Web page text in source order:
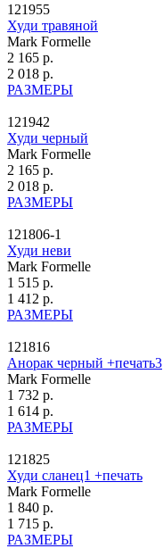
121955
Худи травяной
Mark Formelle
2 165 р.
2 018 р.
РАЗМЕРЫ
121942
Худи черный
Mark Formelle
2 165 р.
2 018 р.
РАЗМЕРЫ
121806-1
Худи неви
Mark Formelle
1 515 р.
1 412 р.
РАЗМЕРЫ
121816
Анорак черный +печать3
Mark Formelle
1 732 р.
1 614 р.
РАЗМЕРЫ
121825
Худи сланец1 +печать
Mark Formelle
1 840 р.
1 715 р.
РАЗМЕРЫ